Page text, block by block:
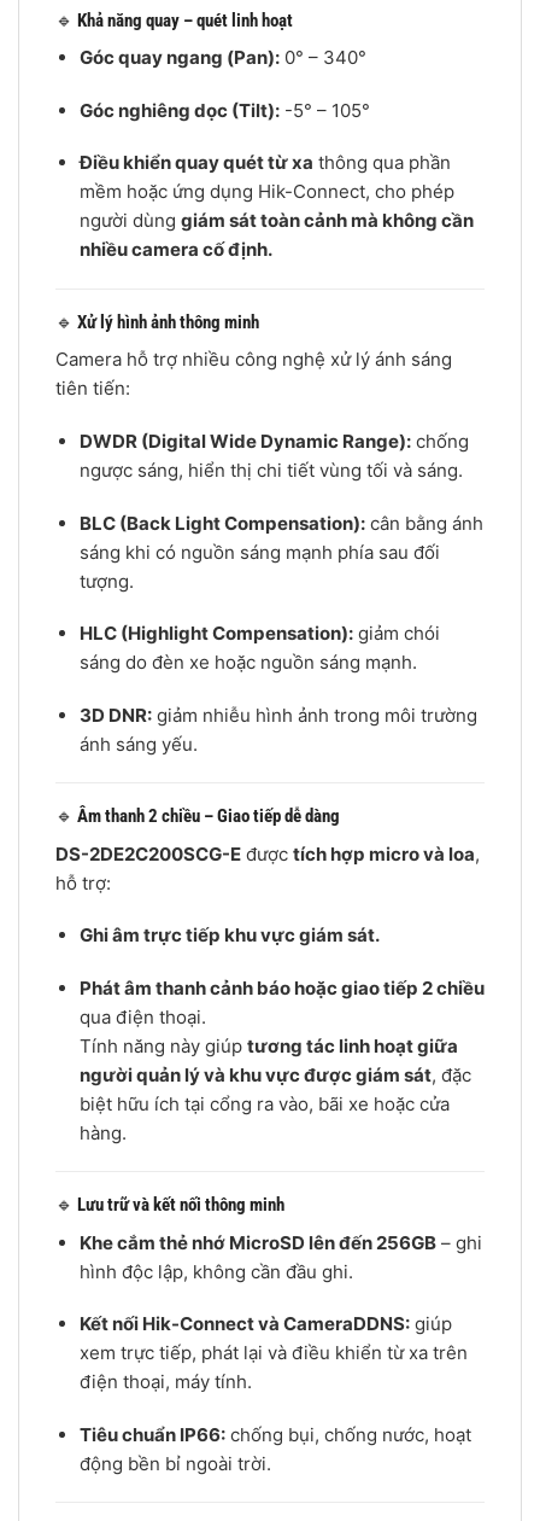
🔹 Khả năng quay – quét linh hoạt
Góc quay ngang (Pan):0° – 340°
Góc nghiêng dọc (Tilt):-5° – 105°
Điều khiển quay quét từ xa thông qua phần
mềm hoặc ứng dụng Hik-Connect, cho phép
người dùng giám sát toàn cảnh mà không cần
nhiều camera cố định.
🔹 Xử lý hình ảnh thông minh
Camera hỗ trợ nhiều công nghệ xử lý ánh sáng
tiên tiến:
DWDR (Digital Wide Dynamic Range):chống
ngược sáng, hiển thị chi tiết vùng tối và sáng.
BLC (Back Light Compensation):cân bằng ánh
sáng khi có nguồn sáng mạnh phía sau đối
tượng.
HLC (Highlight Compensation):giảm chói
sáng do đèn xe hoặc nguồn sáng mạnh.
3D DNR:giảm nhiễu hình ảnh trong môi trường
ánh sáng yếu.
🔹 Âm thanh 2 chiều – Giao tiếp dễ dàng
DS-2DE2C200SCG-E được tích hợp micro và loa,
hỗ trợ:
Ghi âm trực tiếp khu vực giám sát.
Phát âm thanh cảnh báo hoặc giao tiếp 2 chiều
qua điện thoại.
Tính năng này giúp tương tác linh hoạt giữa
người quản lý và khu vực được giám sát, đặc
biệt hữu ích tại cổng ra vào, bãi xe hoặc cửa
hàng.
🔹 Lưu trữ và kết nối thông minh
Khe cắm thẻ nhớ MicroSD lên đến 256GB– ghi
hình độc lập, không cần đầu ghi.
Kết nối Hik-Connect và CameraDDNS:giúp
xem trực tiếp, phát lại và điều khiển từ xa trên
điện thoại, máy tính.
Tiêu chuẩn IP66:chống bụi, chống nước, hoạt
động bền bỉ ngoài trời.